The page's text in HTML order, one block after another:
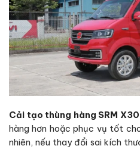
Cải tạo thùng hàng SRM
hàng hơn hoặc phục vụ tốt
nhiên, nếu thay đổi sai kích